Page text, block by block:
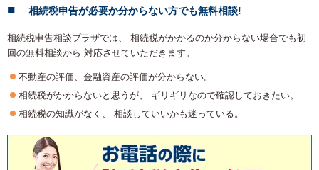
相続税申告が必要か分からない方でも無料相談!
相続税申告相談プラザでは、 相続税がかかるのか分からない場合でも初
回の無料相談から 対応させていただきます。
不動産の評価、金融資産の評価が分からない。
相続税がかからないと思うが、 ギリギリなので確認しておきたい。
相続税の知識がなく、 相談していいかも迷っている。